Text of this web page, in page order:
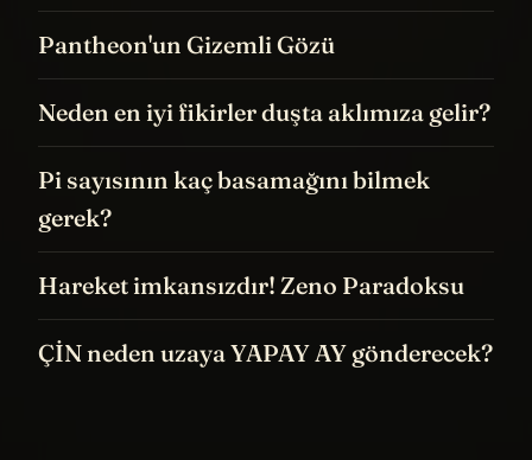
Pantheon'un Gizemli Gözü
Neden en iyi fikirler duşta aklımıza gelir?
Pi sayısının kaç basamağını bilmek
gerek?
Hareket imkansızdır! Zeno Paradoksu
ÇİN neden uzaya YAPAY AY gönderecek?